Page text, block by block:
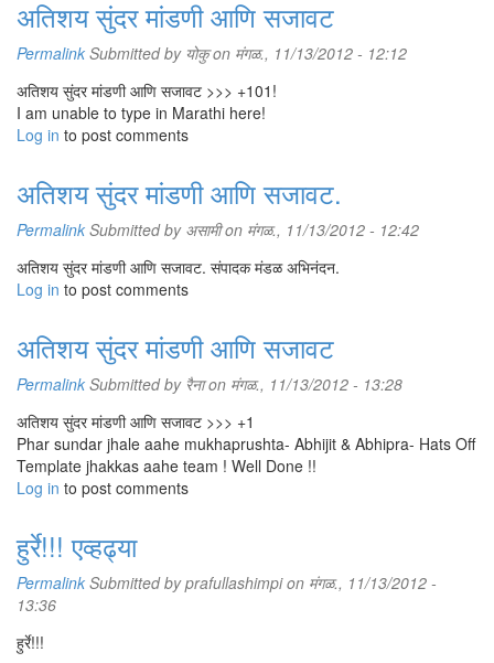
अतिशय सुंदर मांडणी आणि सजावट
Permalink Submitted by योकुon मंगळ., 11/13/2012 - 12:12
अतिशय सुंदर मांडणी आणि सजावट >>> +101!
I am unable to type in Marathi here!
Log in to post comments
अतिशय सुंदर मांडणी आणि सजावट.
Permalink Submitted by असामीon मंगळ., 11/13/2012 - 12:42
अतिशय सुंदर मांडणी आणि सजावट. संपादक मंडळ अभिनंदन.
Log in to post comments
अतिशय सुंदर मांडणी आणि सजावट
Permalink Submitted by रैनाon मंगळ., 11/13/2012 - 13:28
अतिशय सुंदर मांडणी आणि सजावट >>> +1
Phar sundar jhale aahe mukhaprushta- Abhijit & Abhipra- Hats Off
Template jhakkas aahe team ! Well Done !!
Log in to post comments
हुर्रे!!! एव्हढ्या
Permalink Submitted byprafullashimpion मंगळ., 11/13/2012 -
13:36
हुर्रे!!!